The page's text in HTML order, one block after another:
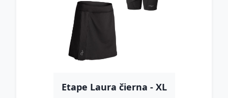
Etape Laura čierna - XL